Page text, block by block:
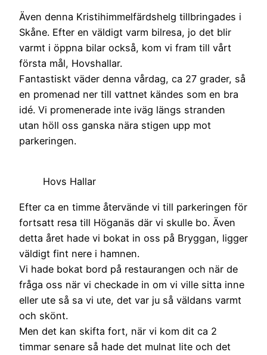
Även denna Kristihimmelfärdshelg tillbringades i
Skåne. Efter en väldigt varm bilresa, jo det blir
varmt i öppna bilar också, kom vi fram till vårt
första mål, Hovshallar.
Fantastiskt väder denna vårdag, ca 27 grader, så
en promenad ner till vattnet kändes som en bra
idé. Vi promenerade inte iväg längs stranden
utan höll oss ganska nära stigen upp mot
parkeringen.
Hovs Hallar
Efter ca en timme återvände vi till parkeringen för
fortsatt resa till Höganäs där vi skulle bo. Även
detta året hade vi bokat in oss på Bryggan, ligger
väldigt fint nere i hamnen.
Vi hade bokat bord på restaurangen och när de
fråga oss när vi checkade in om vi ville sitta inne
eller ute så sa vi ute, det var ju så väldans varmt
och skönt.
Men det kan skifta fort, när vi kom dit ca 2
timmar senare så hade det mulnat lite och det